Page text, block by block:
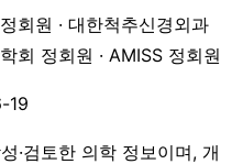
회원 · 대한척추신경외과
회 정회원 · AMISS 정회원
19
·검토한 의학 정보이며, 개